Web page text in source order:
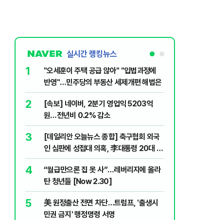
실시간 랭킹뉴스
1
"오세훈이 주택 공급 않아" "입법과정에
반영"…민주당의 부동산 세제개편 해법은
2
[속보] 네이버, 2분기 영업익 5203억
원…전년비 0.2% 감소
3
[데일리안 오늘뉴스 종합] 축구협회 외국
인 심판에 성접대 의혹, 李대통령 20대 지
지율 하락 의식했나, 삼전닉스 올인은 금
물, SK하이닉스 프리마켓 시초가 논란 재
점화, 김민석 "과반 승리 가능성 99%" 등
4
“월급만으론 집 못 사”…레버리지에 올라
탄 청년들 [Now 2.30]
5
美 원정출산 전면 차단…트럼프, '출생시
민권 금지' 행정명령 서명